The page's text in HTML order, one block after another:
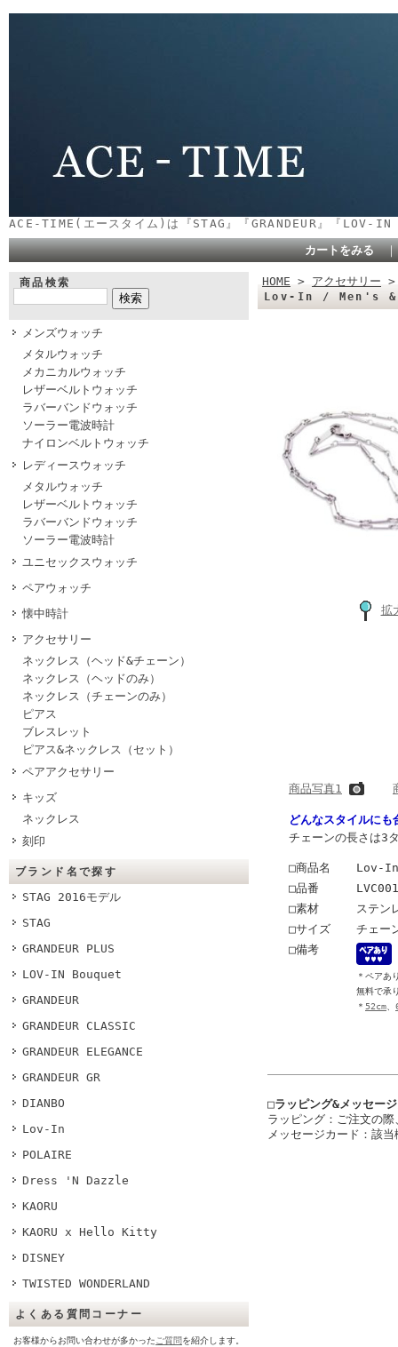
ACE-TIME(エースタイム)は『STAG』『GRANDEUR』『
カートをみる
商品検索
メンズウォッチ
メタルウォッチ
メカニカルウォッチ
レザーベルトウォッチ
ラバーバンドウォッチ
ソーラー電波時計
ナイロンベルトウォッチ
レディースウォッチ
メタルウォッチ
レザーベルトウォッチ
ラバーバンドウォッチ
ソーラー電波時計
ユニセックスウォッチ
ペアウォッチ
懐中時計
アクセサリー
ネックレス（ヘッド&チェーン）
ネックレス（ヘッドのみ）
ネックレス（チェーンのみ）
ピアス
ブレスレット
ピアス&ネックレス（セット）
ペアアクセサリー
キッズ
ネックレス
刻印
ブランド名で探す
STAG 2016モデル
STAG
GRANDEUR PLUS
LOV-IN Bouquet
GRANDEUR
GRANDEUR CLASSIC
GRANDEUR ELEGANCE
GRANDEUR GR
DIANBO
Lov-In
POLAIRE
Dress 'N Dazzle
KAORU
KAORU x Hello Kitty
DISNEY
TWISTED WONDERLAND
よくある質問コーナー
お客様からお問い合わせが多かった ご質問を紹介します。
HOME > アクセサリー
Lov-In / Men's &
拡
商品写真1
どんなスタイルに
チェーンの長さは3
□商品名
Lov-
□品番
LVC001
□素材
ステン
□サイズ
チェー
□備考
＊ペアあ
無料で承
＊ 52cm
□ラッピング&メッセー
ラッピング：ご注文の
メッセージカード：該